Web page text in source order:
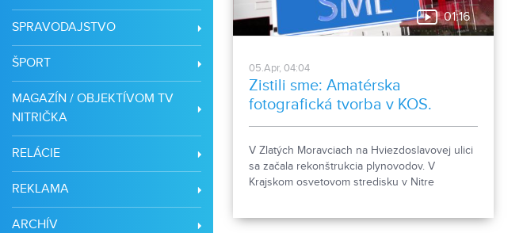
SPRAVODAJSTVO
ŠPORT
MAGAZÍN / OBJEKTÍVOM TV
NITRIČKA
RELÁCIE
REKLAMA
ARCHÍV
01:16
05.Apr, 04:04
Zistili sme: Amatérska
fotografická tvorba v KOS.
Rekonštrukcia plynovodov v
Zlatých Moravciach
V Zlatých Moravciach na Hviezdoslavovej ulici
sa začala rekonštrukcia plynovodov. V
Krajskom osvetovom stredisku v Nitre